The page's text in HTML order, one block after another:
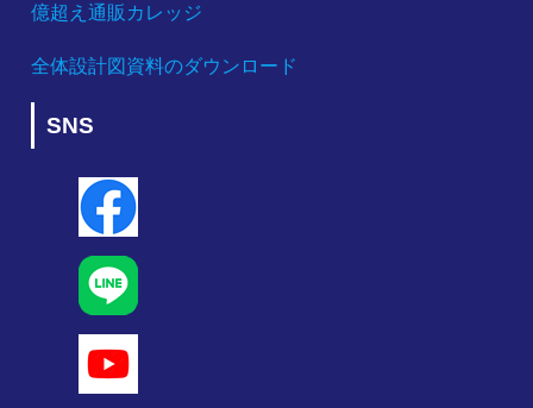
億超え通販カレッジ
全体設計図資料のダウンロード
SNS